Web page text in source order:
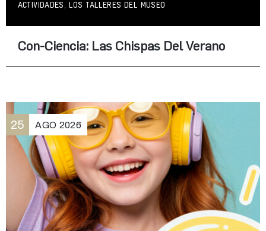
ACTIVIDADES LOS TALLERES DEL MUSEO
Con-Ciencia: Las Chispas Del Verano
25 AGO 2026